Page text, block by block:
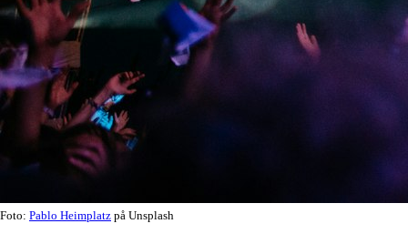
Foto: Pablo Heimplatz på Unsplash